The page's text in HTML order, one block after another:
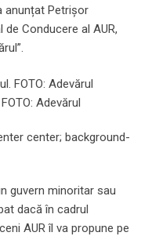
anunțat Petrișor
de Conducere al AUR,
Adevărul
center; background-
guvern minoritar sau
dacă în cadrul
AUR îl va propune pe